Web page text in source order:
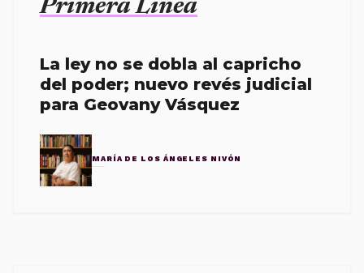
Primera Línea
La ley no se dobla al capricho
del poder; nuevo revés judicial
para Geovany Vásquez
MARÍA DE LOS ÁNGELES NIVÓN